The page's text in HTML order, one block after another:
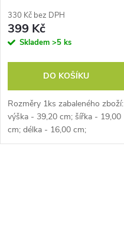
330 Kč bez DPH
399 Kč
Skladem >5 ks
DO KOŠÍKU
Rozměry 1ks zabaleného zboží:
výška - 39,20 cm; šířka - 19,00
cm; délka - 16,00 cm;
hmotnost: 1 ks. Ve skupinovém